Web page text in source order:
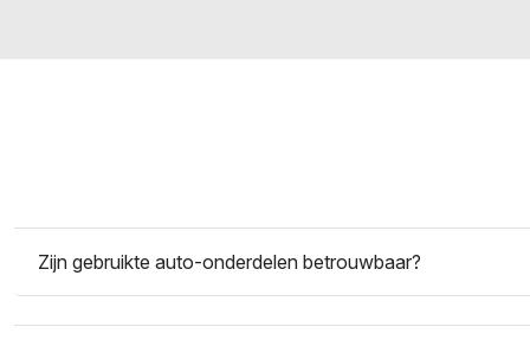
Zijn gebruikte auto-onderdelen betrouwbaar?